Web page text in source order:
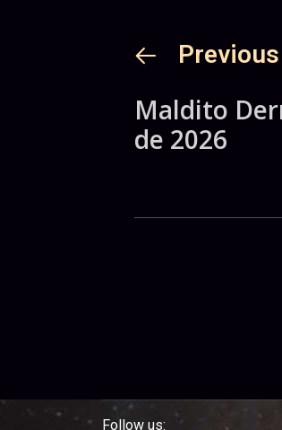
Previous
Maldito
de 2026
Follow us: